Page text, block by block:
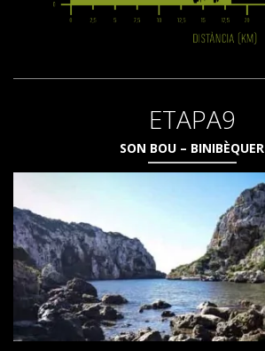
ETAPA9
SON BOU – BINIBÈQUER